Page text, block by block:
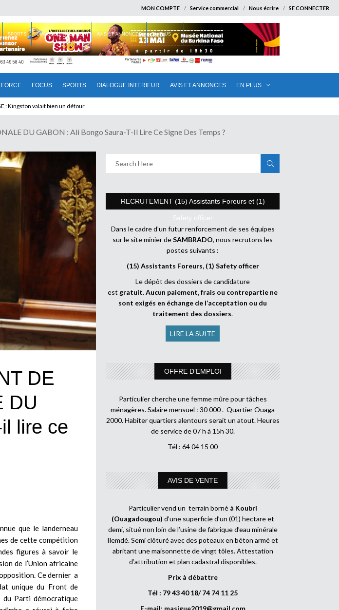
MON COMPTE Service commercial Nous écrire SE CONNECTER
FORCE FOCUS SPORTS DIALOGUE INTERIEUR AVIS ET ANNONCES EN PLUS
SPORTS DIALOGUE INTERIEUR AVIS ET ANNONCES EN PLUS
le pouvoir sans partir !
DU GABON : Ali Bongo Saura-T-Il Lire Ce Signe Des Temps ?
DE
DU
lire ce
que le landerneau
de cette compétition
figures à savoir le
de l’Union africaine
Ce dernier a
unique du Front de
du Parti démocratique
RECRUTEMENT (15) Assistants Foreurs et (1)
Safety officer
Dans le cadre d’un futur renforcement de ses équipes
sur le site minier deSAMBRADO, nous recrutons les
postes suivants :
(15) Assistants Foreurs, (1) Safety officer
Le dépôt des dossiers de candidature
est gratuit.Aucun paiement, frais ou contrepartie ne
sont exigés en échange de l’acceptation ou du
traitement des dossiers.
LIRE LA SUITE
OFFRE D’EMPLOI
Particulier cherche une femme mûre pour tâches
ménagères. Salaire mensuel : 30 000 . Quartier Ouaga
2000. Habiter quartiers alentours serait un atout. Heures
de service de 07 h à 15h 30.
Tél : 64 04 15 00
AVIS DE VENTE
Particulier vend un terrain borné à Koubri
(Ouagadougou) d’une superficie d’un (01) hectare et
demi, situé non loin de l’usine de fabrique d’eau minérale
Ilemdé. Semi clôturé avec des poteaux en béton armé et
abritant une maisonnette de vingt tôles. Attestation
d’attribution et plan cadastral disponibles.
Prix à débattre
Tél : 79 43 40 18/ 74 74 11 25
E-mail: masigue2019@gmail.com